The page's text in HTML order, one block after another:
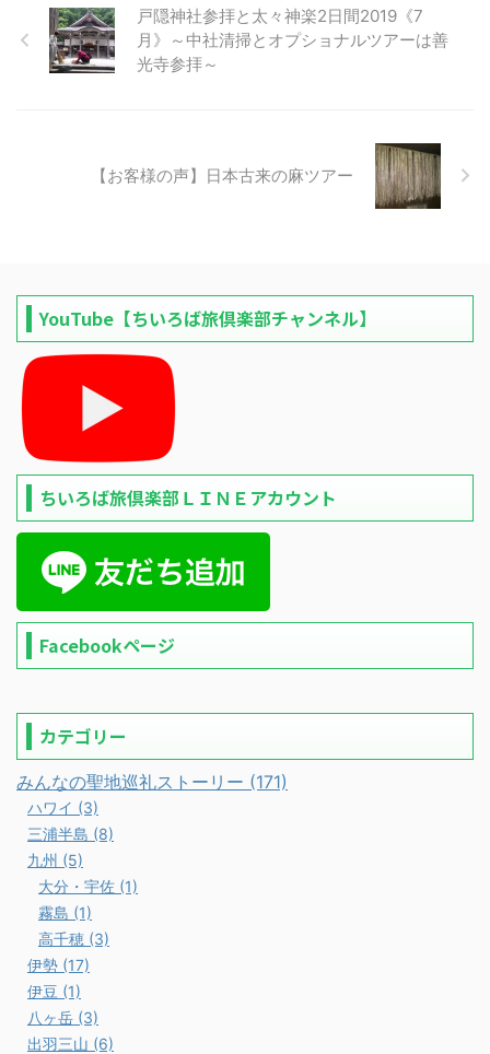
戸隠神社参拝と太々神楽2日間2019《7
月》～中社清掃とオプショナルツアーは善
光寺参拝～
【お客様の声】日本古来の麻ツアー
YouTube【ちいろば旅倶楽部チャンネル】
ちいろば旅倶楽部ＬＩＮＥアカウント
Facebookページ
カテゴリー
みんなの聖地巡礼ストーリー (171)
ハワイ (3)
三浦半島 (8)
九州 (5)
大分・宇佐 (1)
霧島 (1)
高千穂 (3)
伊勢 (17)
伊豆 (1)
八ヶ岳 (3)
出羽三山 (6)